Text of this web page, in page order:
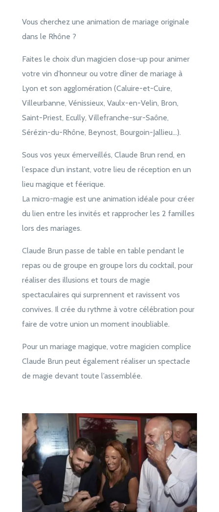
Vous cherchez une animation de mariage originale
dans le Rhône ?
Faites le choix d’un magicien close-up pour animer
votre vin d’honneur ou votre dîner de mariage à
Lyon et son agglomération (Caluire-et-Cuire,
Villeurbanne, Vénissieux, Vaulx-en-Velin, Bron,
Saint-Priest, Ecully, Villefranche-sur-Saône,
Sérézin-du-Rhône, Beynost, Bourgoin-Jallieu…).
Sous vos yeux émerveillés, Claude Brun rend, en
l’espace d’un instant, votre lieu de réception en un
lieu magique et féerique.
La micro-magie est une animation idéale pour créer
du lien entre les invités et rapprocher les 2 familles
lors des mariages.
Claude Brun passe de table en table pendant le
repas ou de groupe en groupe lors du cocktail, pour
réaliser des illusions et tours de magie
spectaculaires qui surprennent et ravissent vos
convives. Il crée du rythme à votre célébration pour
faire de votre union un moment inoubliable.
Pour un mariage magique, votre magicien complice
Claude Brun peut également réaliser un spectacle
de magie devant toute l’assemblée.